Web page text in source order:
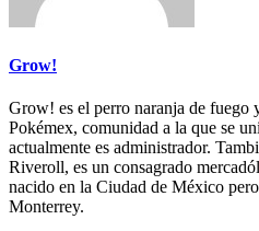
Grow!
Grow! es el perro naranja de fuego
Pokémex, comunidad a la que se
actualmente es administrador.
Riveroll, es un consagrado
nacido en la Ciudad de México
Monterrey.